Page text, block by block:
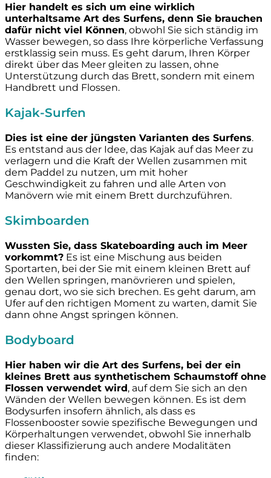
Hier handelt es sich um eine wirklich
unterhaltsame Art des Surfens, denn Sie brauchen
dafür nicht viel Können, obwohl Sie sich ständig im
Wasser bewegen, so dass Ihre körperliche Verfassung
erstklassig sein muss. Es geht darum, Ihren Körper
direkt über das Meer gleiten zu lassen, ohne
Unterstützung durch das Brett, sondern mit einem
Handbrett und Flossen.
Kajak-Surfen
Dies ist eine der jüngsten Varianten des Surfens.
Es entstand aus der Idee, das Kajak auf das Meer zu
verlagern und die Kraft der Wellen zusammen mit
dem Paddel zu nutzen, um mit hoher
Geschwindigkeit zu fahren und alle Arten von
Manövern wie mit einem Brett durchzuführen.
Skimboarden
Wussten Sie, dass Skateboarding auch im Meer
vorkommt? Es ist eine Mischung aus beiden
Sportarten, bei der Sie mit einem kleinen Brett auf
den Wellen springen, manövrieren und spielen,
genau dort, wo sie sich brechen. Es geht darum, am
Ufer auf den richtigen Moment zu warten, damit Sie
dann ohne Angst springen können.
Bodyboard
Hier haben wir die Art des Surfens, bei der ein
kleines Brett aus synthetischem Schaumstoff ohne
Flossen verwendet wird, auf dem Sie sich an den
Wänden der Wellen bewegen können. Es ist dem
Bodysurfen insofern ähnlich, als dass es
Flossenbooster sowie spezifische Bewegungen und
Körperhaltungen verwendet, obwohl Sie innerhalb
dieser Klassifizierung auch andere Modalitäten
finden: